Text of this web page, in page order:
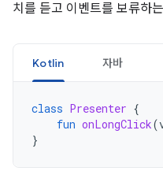
치를 듣고 이벤트를 보류하
Kotlin 자바
class Presenter {
fun onLongClick(
}